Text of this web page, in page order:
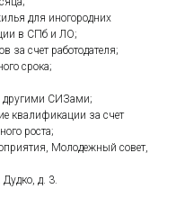
для иногородних
в СПб и ЛО;
за счет работодателя;
срока;
другими СИЗами;
квалификации за счет
роста;
Молодежный совет,
Дудко, д. 3.